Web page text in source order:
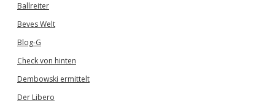
Ballreiter
Beves Welt
Blog-G
Check von hinten
Dembowski ermittelt
Der Libero